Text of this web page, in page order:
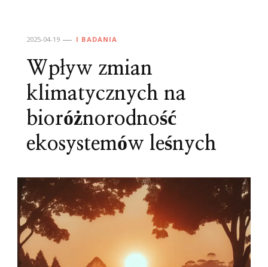
2025-04-19 I BADANIA
Wpływ zmian
klimatycznych na
bioróżnorodność
ekosystemów leśnych